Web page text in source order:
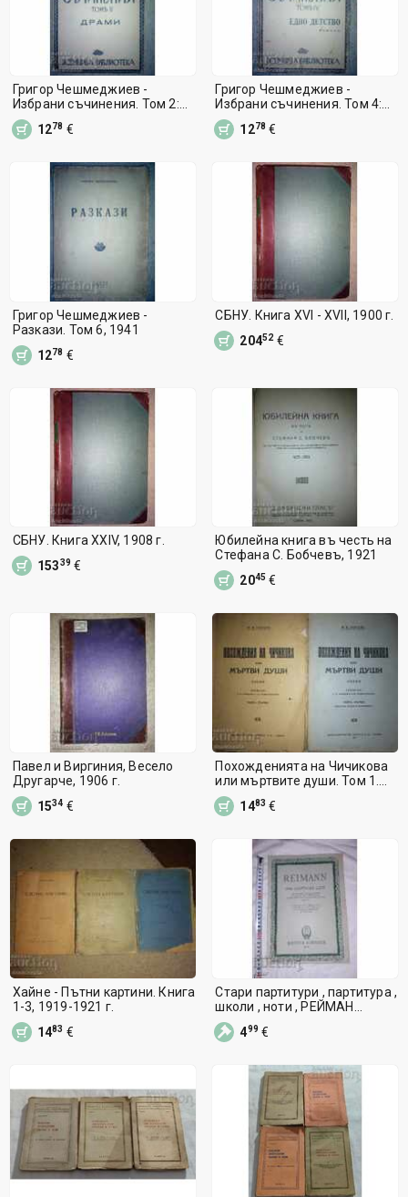
Григор Чешмеджиев -
Избрани съчинения. Том 2:
Драми, 1938
1278 €
Григор Чешмеджиев -
Избрани съчинения. Том 4:
Детство, 1939
1278 €
Григор Чешмеджиев -
Разкази. Том 6, 1941
1278 €
СБНУ. Книга XVI - XVII, 1900 г.
20452€
СБНУ. Книга XXIV, 1908 г.
15339 €
Юбилейна книга въ честь на
Стефана С. Бобчевъ, 1921
2045 €
Павел и Виргиния, Весело
Другарче, 1906 г.
1534 €
Похожденията на Чичикова
или мъртвите души. Том 1.
ч-1-2
1483 €
Хайне - Пътни картини. Книга
1-3, 1919-1921 г.
1483 €
Стари партитури , партитура ,
школи , ноти , РЕЙМАН
Германия
499 €